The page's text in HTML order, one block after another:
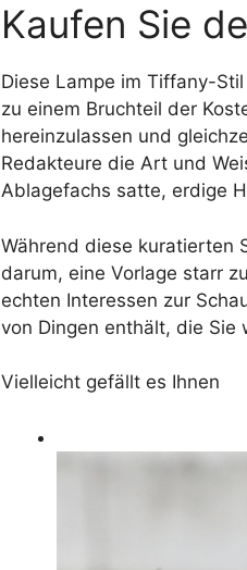
Kaufen Sie
Diese Lampe im Tiffany-
zu einem Bruchteil der
hereinzulassen und
Redakteure die Art und
Ablagefachs satte, erdige
Während diese kuratierten
darum, eine Vorlage starr
echten Interessen zur
von Dingen enthält, die Sie
Vielleicht gefällt es Ihnen